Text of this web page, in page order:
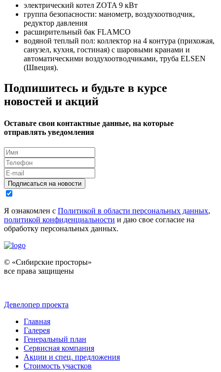
электрический котел ZOTA 9 кВт
группа безопасности: манометр, воздухоотводчик,
редуктор давления
расширительный бак FLAMCO
водяной теплый пол: коллектор на 4 контура (прихожая,
санузел, кухня, гостиная) с шаровыми кранами и
автоматическими воздухоотводчиками, труба ELSEN
(Швеция).
Подпишитесь и будьте в курсе
новостей и акций
Оставьте свои контактные данные, на которые
отправлять уведомления
Подписаться на новости
Я ознакомлен с Политикой в области персональных данных,
политикой конфиденциальности и даю свое согласие на
обработку персональных данных.
© «Сибирские просторы»
все права защищены
Девелопер проекта
Главная
Галерея
Генеральный план
Сервисная компания
Акции и спец. предложения
Стоимость участков